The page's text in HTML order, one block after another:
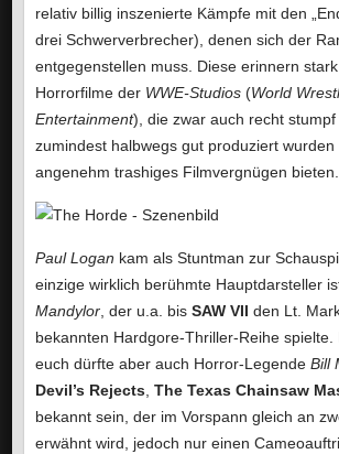
relativ billig inszenierte Kämpfe mit den
drei Schwerverbrecher), denen sich der
entgegenstellen muss. Diese erinnern
Horrorfilme der WWE-Studios(World
Entertainment), die zwar auch recht
zumindest halbwegs gut produziert
angenehm trashiges Filmvergnügen bieten.
Paul Logan kam als Stuntman zur
einzige wirklich berühmte Hauptdarsteller
Mandylor, der u.a. bis SAW VII den Lt.
bekannten Hardgore-Thriller-Reihe spielte.
euch dürfte aber auch Horror-Legende Bill
Devil’s Rejects, The Texas Chainsaw
bekannt sein, der im Vorspann gleich an
erwähnt wird, jedoch nur einen